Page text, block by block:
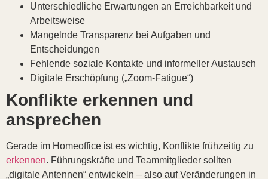
Unterschiedliche Erwartungen an Erreichbarkeit und
Arbeitsweise
Mangelnde Transparenz bei Aufgaben und
Entscheidungen
Fehlende soziale Kontakte und informeller Austausch
Digitale Erschöpfung („Zoom-Fatigue“)
Konflikte erkennen und
ansprechen
Gerade im Homeoffice ist es wichtig, Konflikte frühzeitig zu
erkennen. Führungskräfte und Teammitglieder sollten
„digitale Antennen“ entwickeln – also auf Veränderungen in